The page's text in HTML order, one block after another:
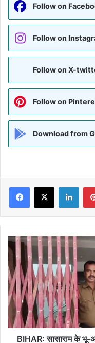
Follow on
Follow on
Follow on X-
Follow on
Download from
Facebook
X
BIHAR:
सासाराम
के
भू-
अर्जन
पदाधिकारी
के
दो
घरों
BIHAR: सासाराम के भू-